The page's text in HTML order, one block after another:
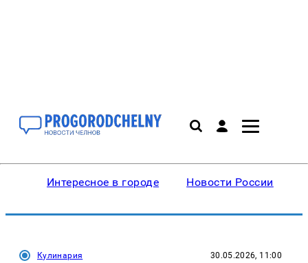
Интересное в городе Новости России
Кулинария 30.05.2026, 11:00